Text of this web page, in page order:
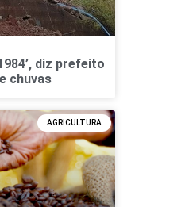
diz prefeito
chuvas
AGRICULTURA